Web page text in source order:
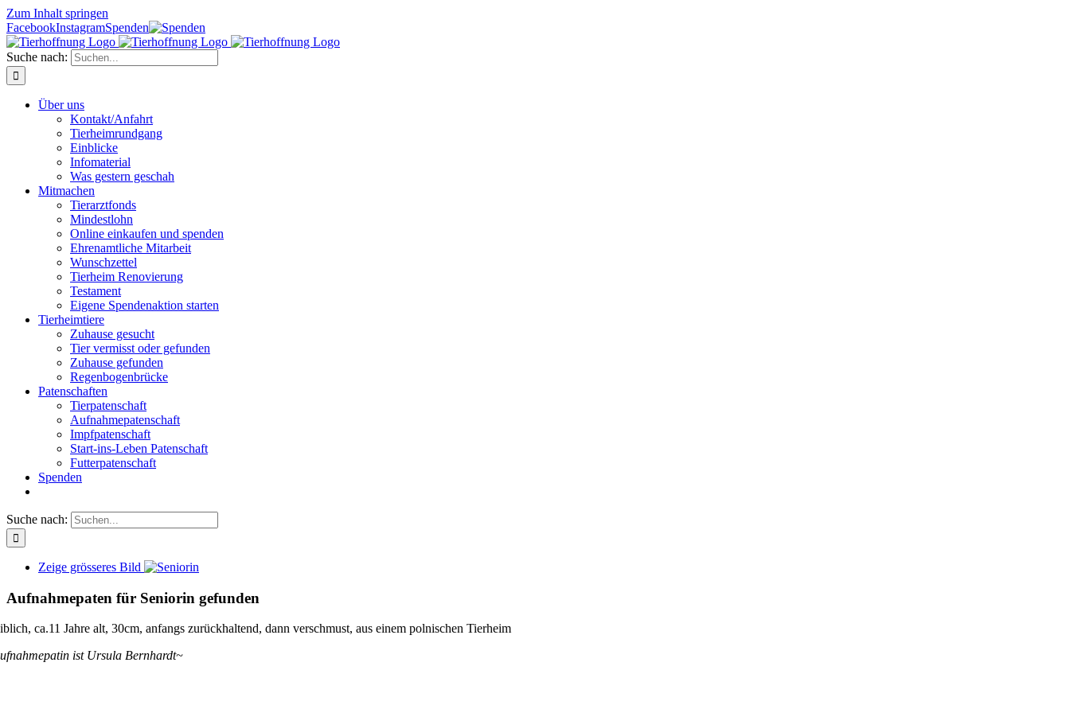
Zum Inhalt springen
FacebookInstagramSpenden
Suche nach:
Über uns
Kontakt/Anfahrt
Tierheimrundgang
Einblicke
Infomaterial
Was gestern geschah
Mitmachen
Tierarztfonds
Mindestlohn
Online einkaufen und spenden
Ehrenamtliche Mitarbeit
Wunschzettel
Tierheim Renovierung
Testament
Eigene Spendenaktion starten
Tierheimtiere
Zuhause gesucht
Tier vermisst oder gefunden
Zuhause gefunden
Regenbogenbrücke
Patenschaften
Tierpatenschaft
Aufnahmepatenschaft
Impfpatenschaft
Start-ins-Leben Patenschaft
Futterpatenschaft
Spenden
Suche nach:
Zeige grösseres Bild
Aufnahmepaten für Seniorin gefunden
ca.11 Jahre alt, 30cm, anfangs zurückhaltend, dann verschmust, aus einem polnischen Tierheim
ist Ursula Bernhardt~